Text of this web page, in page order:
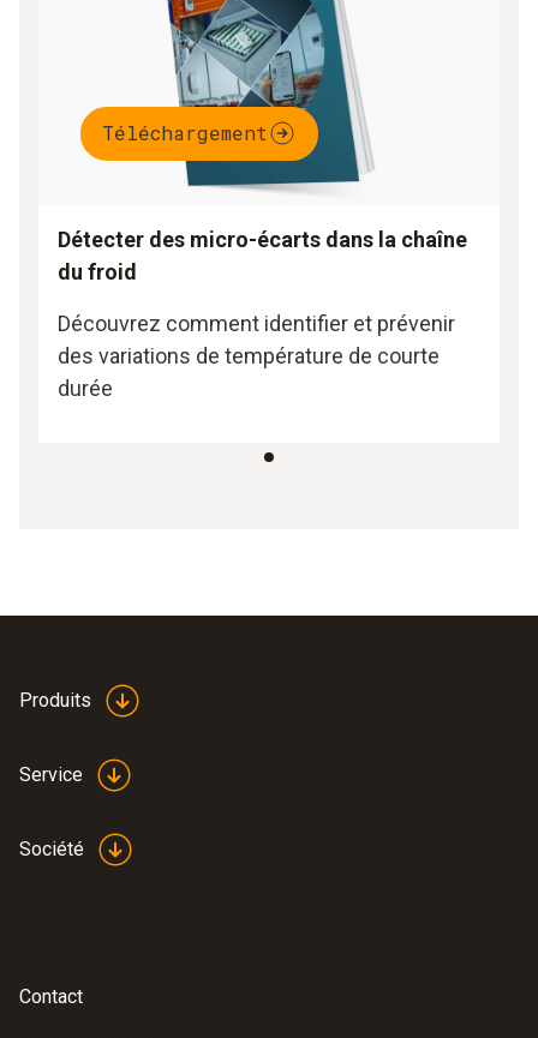
Téléchargement
Détecter des micro-écarts dans la chaîne
du froid
Découvrez comment identifier et prévenir
des variations de température de courte
durée
Produits
Service
Société
Contact